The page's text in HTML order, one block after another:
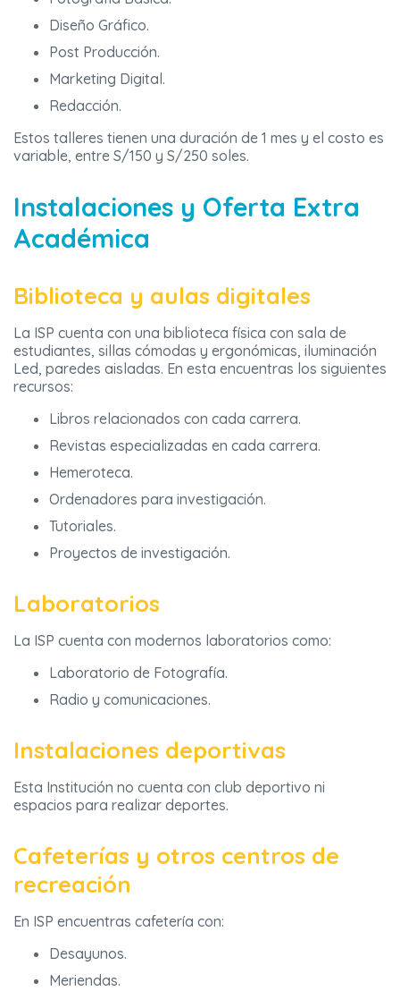
Diseño Gráfico.
Post Producción.
Marketing Digital.
Redacción.
Estos talleres tienen una duración de 1 mes y el costo es
variable, entre S/150 y S/250 soles.
Instalaciones y Oferta Extra
Académica
Biblioteca y aulas digitales
La ISP cuenta con una biblioteca física con sala de
estudiantes, sillas cómodas y ergonómicas, iluminación
Led, paredes aisladas. En esta encuentras los siguientes
recursos:
Libros relacionados con cada carrera.
Revistas especializadas en cada carrera.
Hemeroteca.
Ordenadores para investigación.
Tutoriales.
Proyectos de investigación.
Laboratorios
La ISP cuenta con modernos laboratorios como:
Laboratorio de Fotografía.
Radio y comunicaciones.
Instalaciones deportivas
Esta Institución no cuenta con club deportivo ni
espacios para realizar deportes.
Cafeterías y otros centros de
recreación
En ISP encuentras cafetería con:
Desayunos.
Meriendas.